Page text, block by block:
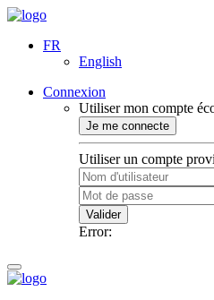
FR
English
Connexion
Utiliser mon compte
Je me connecte
Utiliser un compte
Valider
Error: